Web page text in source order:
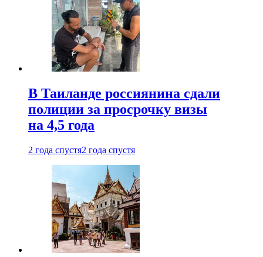
В Таиланде россиянина сдали
полиции за просрочку визы
на 4,5 года
2 года спустя2 года спустя